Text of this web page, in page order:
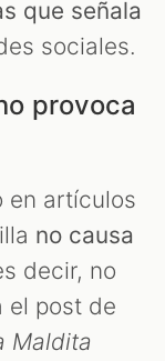
que señala
sociales.
provoca
en artículos
no causa
decir, no
el post de
Maldita